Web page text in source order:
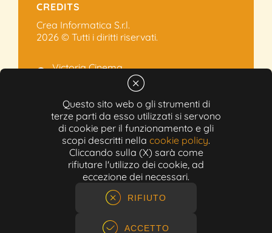
Questo sito web o gli strumenti di
terze parti da esso utilizzati si servono
di cookie per il funzionamento e gli
scopi descritti nella cookie policy.
Cliccando sulla (X) sarà come
rifiutare l'utilizzo dei cookie, ad
eccezione dei necessari.
RIFIUTO
ACCETTO
CREDITS
Crea Informatica S.r.l.
2026 © Tutti i diritti riservati.
Victoria Cinema
Via Ramelli, 101 - Modena
+39 059.454622
info@victoriacinema.it
Partita IVA: 02603471208
N-REA: 452611
Capitale sociale: 300.000,00€